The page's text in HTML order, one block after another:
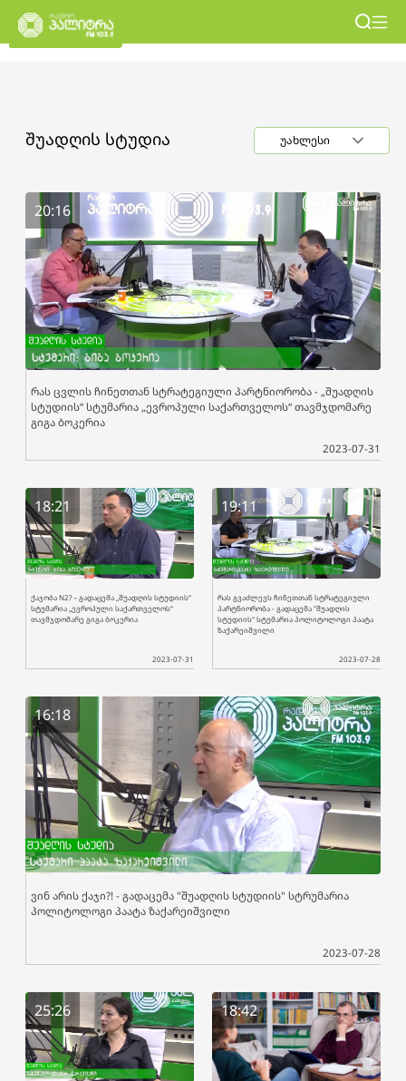
შუადღის სტუდია უახლესი
20:16
რას ცვლის ჩინეთთან სტრატეგიული პარტნიორობა - „შუადღის
სტუდიის“ სტუმარია „ევროპული საქართველოს“ თავმჯდომარე
გიგა ბოკერია
2023-07-31
18:21
ქაჯობა N2? – გადაცემა „შუადღის სტუდიის“
სტუმარია „ევროპული საქართველოს“
თავმჯდომარე გიგა ბოკერია
2023-07-31
19:11
რას გვაძლევს ჩინეთთან სტრატეგიული
პარტნიორობა - გადაცემა "შუადღის
სტუდიის" სტუმარია პოლიტოლოგი პაატა
ზაქარეიშვილი
2023-07-28
16:18
ვინ არის ქაჯი?! - გადაცემა "შუადღის სტუდიის" სტრუმარია
პოლიტოლოგი პაატა ზაქარეიშვილი
2023-07-28
25:26 18:42